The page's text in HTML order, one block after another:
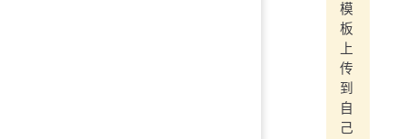
模
板
上
传
到
自
己